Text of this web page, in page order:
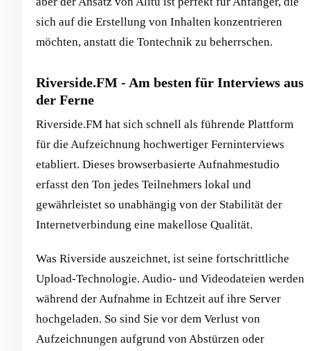
sich auf die Erstellung von Inhalten konzentrieren
möchten, anstatt die Tontechnik zu beherrschen.
Riverside.FM - Am besten für Interviews aus
der Ferne
Riverside.FM hat sich schnell als führende Plattform
für die Aufzeichnung hochwertiger Ferninterviews
etabliert. Dieses browserbasierte Aufnahmestudio
erfasst den Ton jedes Teilnehmers lokal und
gewährleistet so unabhängig von der Stabilität der
Internetverbindung eine makellose Qualität.
Was Riverside auszeichnet, ist seine fortschrittliche
Upload-Technologie. Audio- und Videodateien werden
während der Aufnahme in Echtzeit auf ihre Server
hochgeladen. So sind Sie vor dem Verlust von
Aufzeichnungen aufgrund von Abstürzen oder